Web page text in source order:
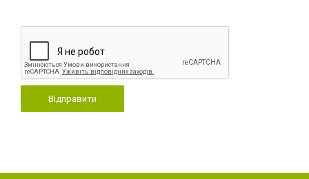
Відправити